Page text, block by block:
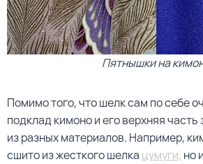
Пятнышки на
Помимо того, что шелк сам по себе
подклад кимоно и его верхняя
из разных материалов. Например,
сшито из жесткого шелка цумуги, но